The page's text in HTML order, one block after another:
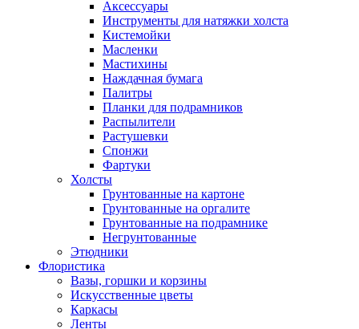
Аксессуары
Инструменты для натяжки холста
Кистемойки
Масленки
Мастихины
Наждачная бумага
Палитры
Планки для подрамников
Распылители
Растушевки
Спонжи
Фартуки
Холсты
Грунтованные на картоне
Грунтованные на оргалите
Грунтованные на подрамнике
Негрунтованные
Этюдники
Флористика
Вазы, горшки и корзины
Искусственные цветы
Каркасы
Ленты